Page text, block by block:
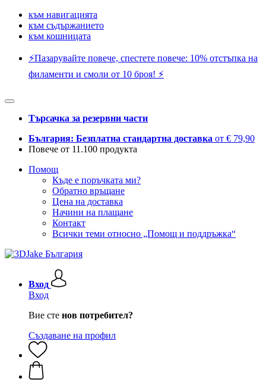
към навигацията
към съдържанието
към кошницата
⚡️Пазарувайте повече, спестете повече: 10% отстъпка на
филаменти и смоли от 10 броя! ⚡️
Търсачка за резервни части
България: Безплатна стандартна доставка от € 79,90
Повече от 11.100 продукта
Помощ
Къде е поръчката ми?
Обратно връщане
Цена на доставка
Начини на плащане
Контакт
Всички теми относно „Помощ и поддръжка“
Вход
Вход
Вие сте нов потребител?
Създаване на профил